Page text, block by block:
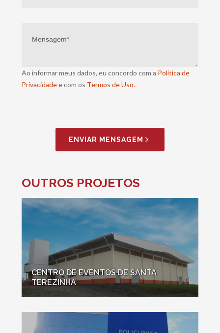
Ao informar meus dados, eu concordo com a Política de
Privacidadee com os Termos de Uso.
ENVIAR MENSAGEM
OUTROS PROJETOS
CENTRO DE EVENTOS DE SANTA
TEREZINHA